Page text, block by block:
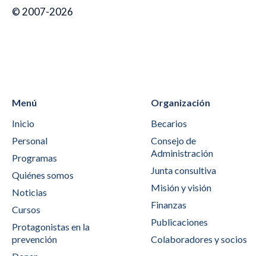
© 2007-2026
Menú
Inicio
Personal
Programas
Quiénes somos
Noticias
Cursos
Protagonistas en la
prevención
Organización
Becarios
Consejo de
Administración
Junta consultiva
Misión y visión
Finanzas
Publicaciones
Colaboradores y socios